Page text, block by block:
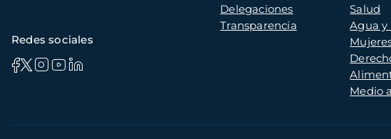
Delegaciones
Transparencia
Salud
Agua
Medio
Redes sociales